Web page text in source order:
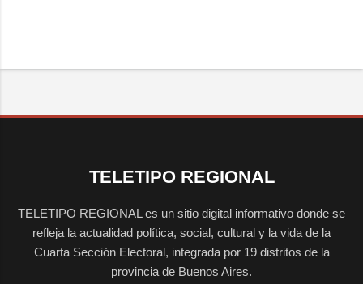
TELETIPO REGIONAL
TELETIPO REGIONAL es un sitio digital informativo donde se
refleja la actualidad política, social, cultural y la vida de la
Cuarta Sección Electoral, integrada por 19 distritos de la
provincia de Buenos Aires.